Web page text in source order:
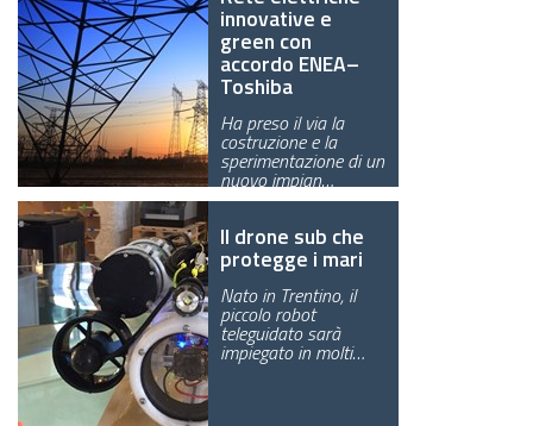
ECO-EVENTI
ECOINCENTRIAMOCI
innovative e
green con
accordo ENEA–
Toshiba
Ha preso il via la
costruzione e la
sperimentazione di un
nuovo impian…
Il drone sub che
protegge i mari
Nato in Trentino, il
piccolo robot
teleguidato sarà
impiegato in molti…